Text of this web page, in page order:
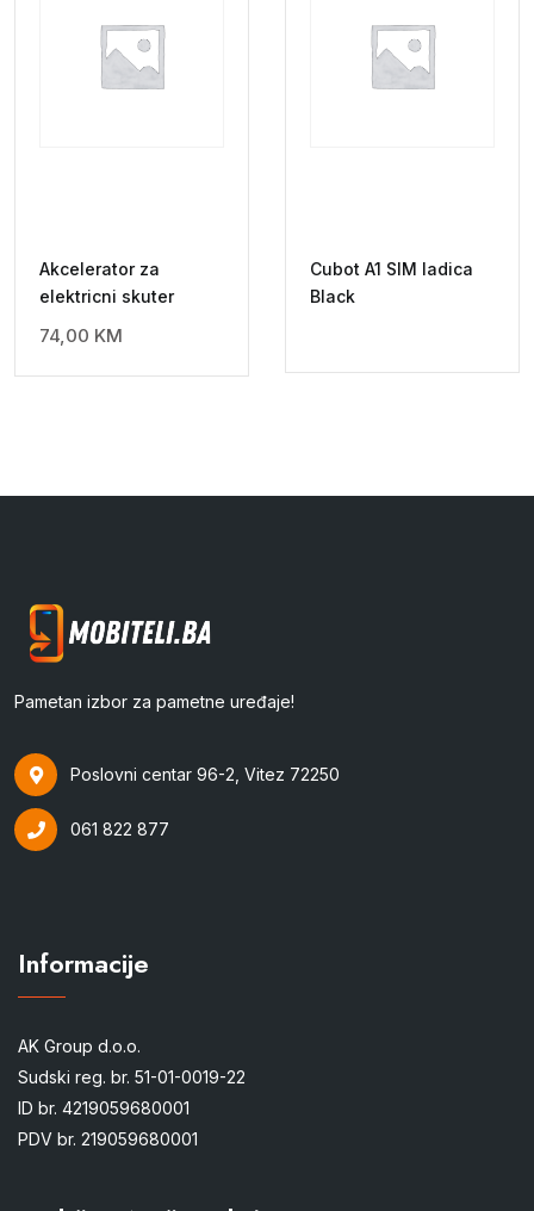
Akcelerator za
elektricni skuter
74,00 KM
Cubot A1 SIM ladica
Black
Pametan izbor za pametne uređaje!
Poslovni centar 96-2, Vitez 72250
061 822 877
Informacije
AK Group d.o.o.
Sudski reg. br. 51-01-0019-22
ID br. 4219059680001
PDV br. 219059680001